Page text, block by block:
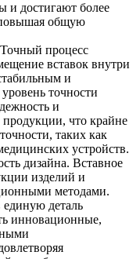
и достигают более
общую
Точный процесс
вставок внутри
и
точности
и
продукции, что крайне
таких как
устройств.
дизайна. Вставное
изделий и
методами.
единую деталь
инновационные,